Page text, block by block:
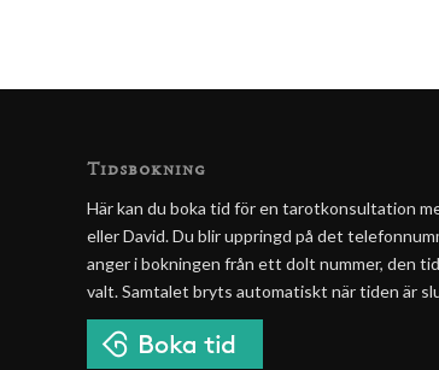
Tidsbokning
Här kan du boka tid för en tarotkonsultation
eller David. Du blir uppringd på det
anger i bokningen från ett dolt nummer, den
valt. Samtalet bryts automatiskt när tiden är